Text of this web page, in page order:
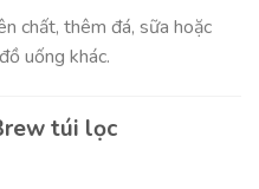
chất, thêm đá, sữa hoặc
uống khác.
túi lọc